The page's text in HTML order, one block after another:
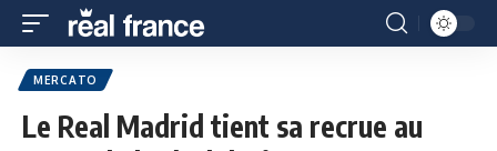
MERCATO
Le Real Madrid tient sa recrue au